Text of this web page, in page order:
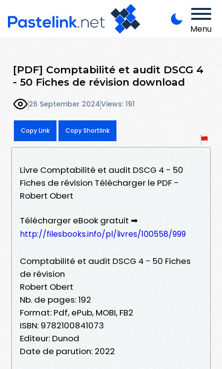
Menu
[PDF] Comptabilité et audit DSCG 4
- 50 Fiches de révision download
26 September 2024Views: 191
Copy Link Copy Shortlink
Livre Comptabilité et audit DSCG 4 - 50
Fiches de révision Télécharger le PDF -
Robert Obert
Télécharger eBook gratuit ➡
http://filesbooks.info/pl/livres/100558/999
Comptabilité et audit DSCG 4 - 50 Fiches
de révision
Robert Obert
Nb. de pages: 192
Format: Pdf, ePub, MOBI, FB2
ISBN: 9782100841073
Editeur: Dunod
Date de parution: 2022